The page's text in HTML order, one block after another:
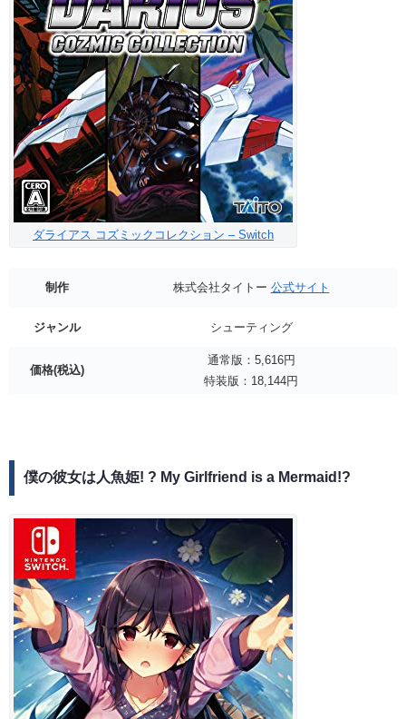
ダライアス コズミックコレクション – Switch
制作 株式会社タイトー 公式サイト
ジャンル シューティング
価格(税込)
通常版：5,616円
特装版：18,144円
僕の彼女は人魚姫! ? My Girlfriend is a Mermaid!?